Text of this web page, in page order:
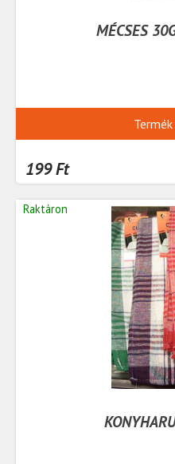
MÉCSES
199 Ft
Raktáron